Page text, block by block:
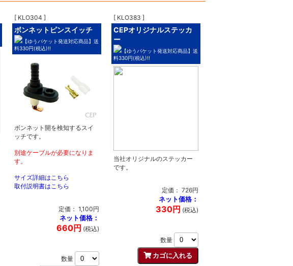
[ KLO304 ]
ボンネットピンスイッチ
【ゆうパケット発送対応商品】送
料330円(税込)!!
ボンネット開を検知するスイ
ッチです。
別途ケーブルが必要になりま
す。
サイズ詳細はこちら
取付説明書はこちら
定価： 1,100円
ネット価格：
660円 (税込)
数量
[ KLO383 ]
CEPオリジナルステッカ
ー
【ゆうパケット発送対応商品】送
料330円(税込)!!
当社オリジナルのステッカー
です。
定価： 726円
ネット価格：
330円 (税込)
数量